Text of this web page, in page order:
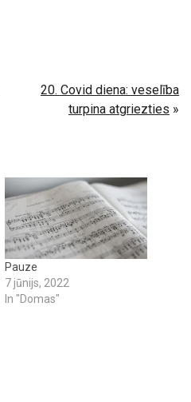
20. Covid diena: veselība
turpina atgriezties »
Pauze
7 jūnijs, 2022
In "Domas"